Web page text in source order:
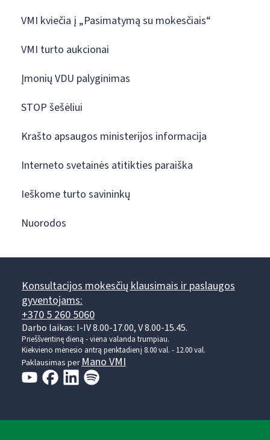
VMI kviečia į „Pasimatymą su mokesčiais“
VMI turto aukcionai
Įmonių VDU palyginimas
STOP šešėliui
Krašto apsaugos ministerijos informacija
Interneto svetainės atitikties paraiška
Ieškome turto savininkų
Nuorodos
Konsultacijos mokesčių klausimais ir paslaugos
gyventojams:
+370 5 260 5060
Darbo laikas: I-IV 8.00-17.00, V 8.00-15.45.
Prieššventinę dieną - viena valanda trumpiau.
Kiekvieno mėnesio antrą penktadienį 8.00 val. - 12.00 val.
Paklausimas perMano VMI